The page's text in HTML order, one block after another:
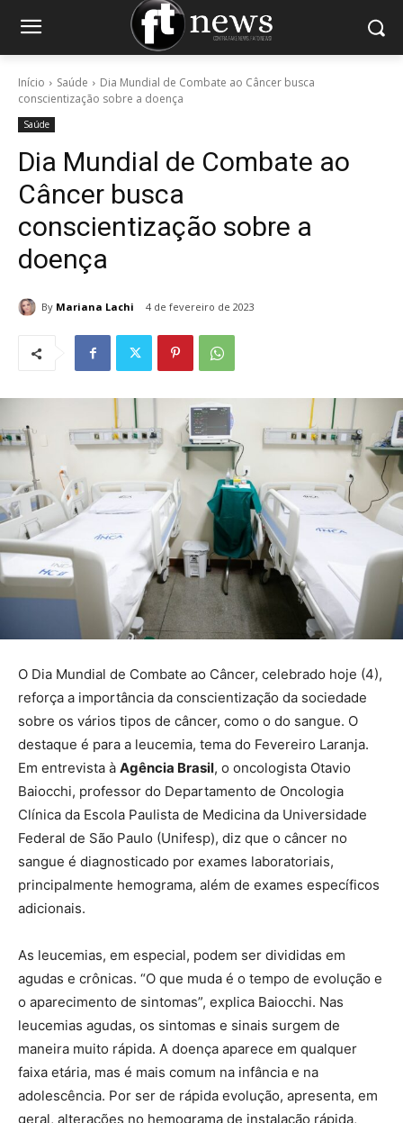
Início Saúde
Dia Mundial de Combate ao Câncer busca
conscientização sobre a doença
Saúde
Dia Mundial de Combate ao
Câncer busca
conscientização sobre a
doença
By Mariana Lachi 4 de fevereiro de 2023
O Dia Mundial de Combate ao Câncer, celebrado hoje (4),
reforça a importância da conscientização da sociedade
sobre os vários tipos de câncer, como o do sangue. O
destaque é para a leucemia, tema do Fevereiro Laranja.
Em entrevista à Agência Brasil, o oncologista Otavio
Baiocchi, professor do Departamento de Oncologia
Clínica da Escola Paulista de Medicina da Universidade
Federal de São Paulo (Unifesp), diz que o câncer no
sangue é diagnosticado por exames laboratoriais,
principalmente hemograma, além de exames específicos
adicionais.
As leucemias, em especial, podem ser divididas em
agudas e crônicas. “O que muda é o tempo de evolução e
o aparecimento de sintomas”, explica Baiocchi. Nas
leucemias agudas, os sintomas e sinais surgem de
maneira muito rápida. A doença aparece em qualquer
faixa etária, mas é mais comum na infância e na
adolescência. Por ser de rápida evolução, apresenta, em
geral, alterações no hemograma de instalação rápida,